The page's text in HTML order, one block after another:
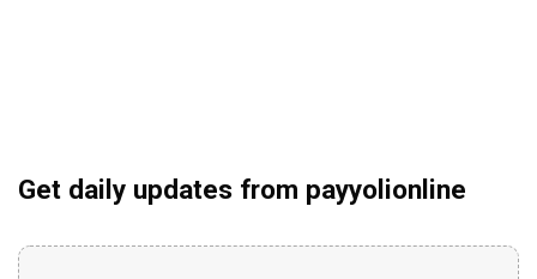
Get daily updates from payyolionline